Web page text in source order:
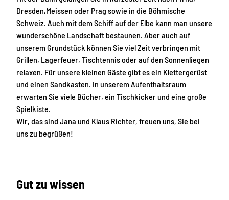
Dresden,Meissen oder Prag sowie in die Böhmische
Schweiz. Auch mit dem Schiff auf der Elbe kann man unsere
wunderschöne Landschaft bestaunen. Aber auch auf
unserem Grundstück können Sie viel Zeit verbringen mit
Grillen, Lagerfeuer, Tischtennis oder auf den Sonnenliegen
relaxen. Für unsere kleinen Gäste gibt es ein Klettergerüst
und einen Sandkasten. In unserem Aufenthaltsraum
erwarten Sie viele Bücher, ein Tischkicker und eine große
Spielkiste.
Wir, das sind Jana und Klaus Richter, freuen uns, Sie bei
uns zu begrüßen!
Gut zu wissen